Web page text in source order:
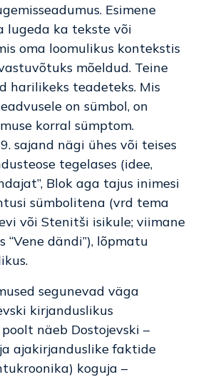
Esimene
lugeda ka tekste või
oma loomulikus kontekstis
mõeldud. Teine
harilikeks teadeteks. Mis
on sümbol, on
korral sümptom.
sajand nägi ühes või teises
tegelases (idee,
Blok aga tajus inimesi
sümbolitena (vrd tema
või Stenitši isikule; viimane
dändi”), lõpmatu
segunevad väga
kirjanduslikus
näeb Dostojevski –
ajakirjanduslike faktide
koguja –